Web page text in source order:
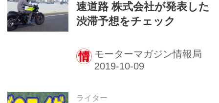
速道路 株式会社が発表した
渋滞予想をチェック
モーターマガジン情報局
ライター